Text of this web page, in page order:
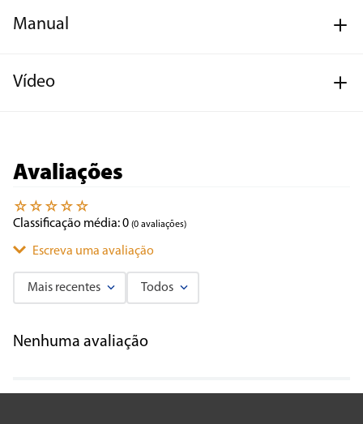
Manual
Vídeo
Avaliações
☆ ☆ ☆ ☆ ☆
Classificação média: 0 (0 avaliações)
Escreva uma avaliação
Título
Mais recentes Todos
Nenhuma avaliação